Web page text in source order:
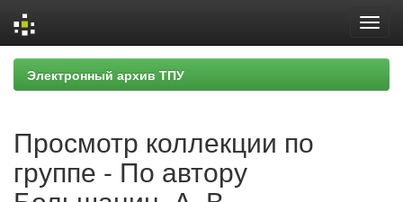
Skip
navigation
Электронный архив ТПУ
Просмотр коллекции по
группе - По автору